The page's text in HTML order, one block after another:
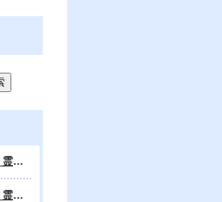
吉田町、焼津市、富士市、霊視鑑定 天龍・占いの館 Dahlia、対面・電話・オンライン鑑定、除霊、霊視鑑定、遠隔 除霊 口コミ、浄霊、交霊、祈祷、御祓い、四柱推命、姓名判断・九星気学・易・タロット・手相・数秘術・動物占い・姓名学・命運鑑定、開運、不安・苦痛・恐怖、悩み相談、スピリチュアルカウンセラー、ヒーリング、霊気治療、霊能力者、霊媒師、天龍知裕著、幸せを求めて、天の神様 VS 地獄の神様、宇宙の真理で未来は希望の光、この世で天国 あの世で天国、天龍知裕ブログ。
甲州市、中央市、笛吹市、霊視鑑定 天龍・占いの館 Dahlia、対面・電話・オンライン鑑定、除霊、霊視鑑定、遠隔 除霊 口コミ、浄霊、交霊、祈祷、御祓い、四柱推命、姓名判断・九星気学・易・タロット・手相・数秘術・動物占い・姓名学・命運鑑定、開運、不安・苦痛・恐怖、悩み相談、スピリチュアルカウンセラー、ヒーリング、霊気治療、霊能力者、霊媒師、天龍知裕著、幸せを求めて、天の神様 VS 地獄の神様、宇宙の真理で未来は希望の光、この世で天国 あの世で天国、天龍知裕ブログ。